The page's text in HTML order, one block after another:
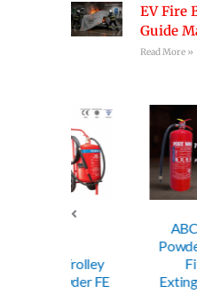
EV Fire
Guide
Read More »
Powder 1KG
Extinguisher